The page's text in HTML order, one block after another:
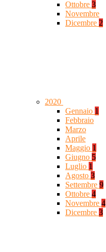
Ottobre 3
Novembre
Dicembre 2
2020
Gennaio 1
Febbraio
Marzo
Aprile
Maggio 1
Giugno 5
Luglio 1
Agosto 3
Settembre 9
Ottobre 4
Novembre 4
Dicembre 3